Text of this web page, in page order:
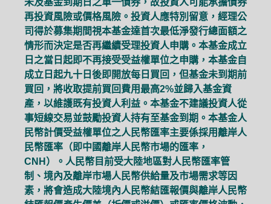
未及基金到期日之單一債券，故投資人可能承擔債券
再投資風險或價格風險。投資人應特別留意，經理公
司得於募集期間視本基金達首次最低淨發行總面額之
情形而決定是否再繼續受理投資人申購。本基金成立
日之當日起即不再接受受益權單位之申購，本基金自
成立日起九十日後即開放每日買回，但基金未到期前
買回，將收取提前買回費用最高2%並歸入基金資
產，以維護既有投資人利益。本基金不建議投資人從
事短線交易並鼓勵投資人持有至基金到期。本基金人
民幣計價受益權單位之人民幣匯率主要係採用離岸人
民幣匯率（即中國離岸人民幣市場的匯率，
CNH）。人民幣目前受大陸地區對人民幣匯率管
制、境內及離岸市場人民幣供給量及市場需求等因
素，將會造成大陸境內人民幣結匯報價與離岸人民幣